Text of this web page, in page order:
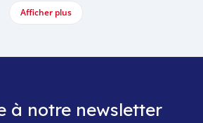
Afficher plus
à notre newsletter